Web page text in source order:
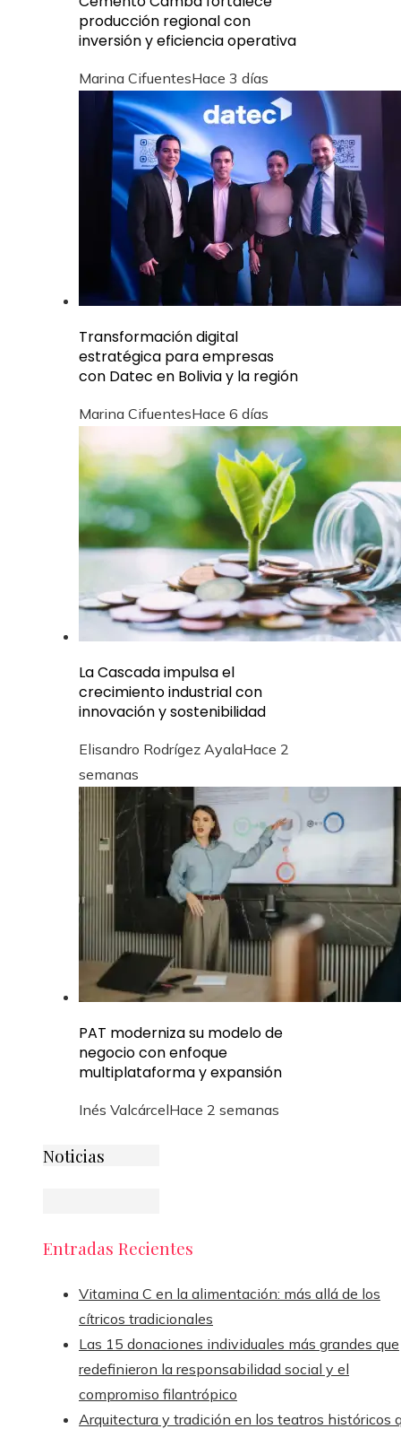
producción regional con
inversión y eficiencia operativa
Marina CifuentesHace 3 días
Transformación digital
estratégica para empresas
con Datec en Bolivia y la región
Marina CifuentesHace 6 días
La Cascada impulsa el
crecimiento industrial con
innovación y sostenibilidad
Elisandro Rodrígez AyalaHace 2
semanas
PAT moderniza su modelo de
negocio con enfoque
multiplataforma y expansión
Inés ValcárcelHace 2 semanas
Noticias
Entradas Recientes
Vitamina C en la alimentación: más allá de los
cítricos tradicionales
Las 15 donaciones individuales más grandes que
redefinieron la responsabilidad social y el
compromiso filantrópico
Arquitectura y tradición en los teatros históricos